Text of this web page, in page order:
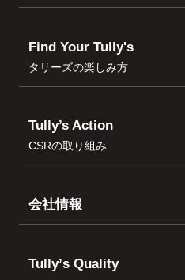
Find Your Tully's
タリーズの楽しみ方
Tully’s Action
CSRの取り組み
会社情報
Tullyʼs Quality